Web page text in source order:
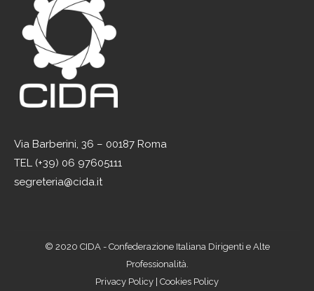
Via Barberini, 36 – 00187 Roma
TEL (+39) 06 97605111
segreteria@cida.it
© 2020 CIDA - Confederazione Italiana Dirigenti e Alte
Professionalità.
Privacy Policy Cookies Policy